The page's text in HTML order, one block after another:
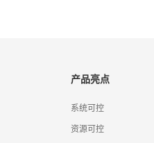
产品亮点
系统可控
资源可控